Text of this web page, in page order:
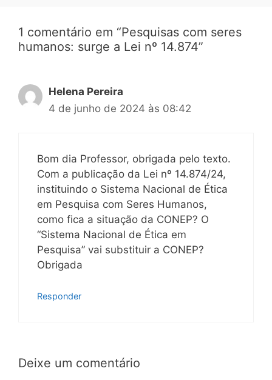
1 comentário em “Pesquisas com seres
humanos: surge a Lei nº 14.874”
Helena Pereira
4 de junho de 2024 às 08:42
Bom dia Professor, obrigada pelo texto.
Com a publicação da Lei nº 14.874/24,
instituindo o Sistema Nacional de Ética
em Pesquisa com Seres Humanos,
como fica a situação da CONEP? O
“Sistema Nacional de Ética em
Pesquisa” vai substituir a CONEP?
Obrigada
Responder
Deixe um comentário